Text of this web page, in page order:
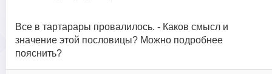
Все в тартарары провалилось. - Каков смысл и
значение этой пословицы? Можно подробнее
пояснить?